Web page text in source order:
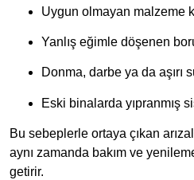
Uygun olmayan malzeme
Yanlış eğimle döşenen
Donma, darbe ya da aşırı
Eski binalarda yıpranmış
Bu sebeplerle ortaya çıkan
aynı zamanda bakım ve
getirir.